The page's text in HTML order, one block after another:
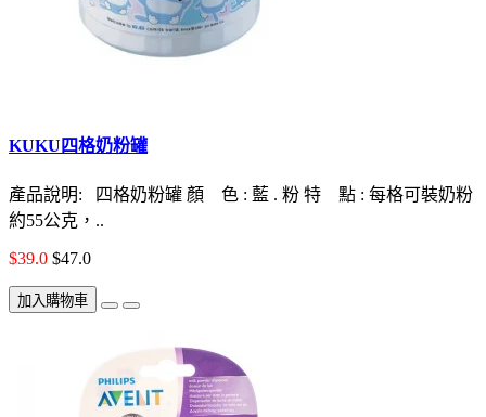
KUKU四格奶粉罐
產品說明: 四格奶粉罐 顏 色 : 藍 . 粉 特 點 : 每格可裝奶粉
約55公克，..
$39.0 $47.0
加入購物車